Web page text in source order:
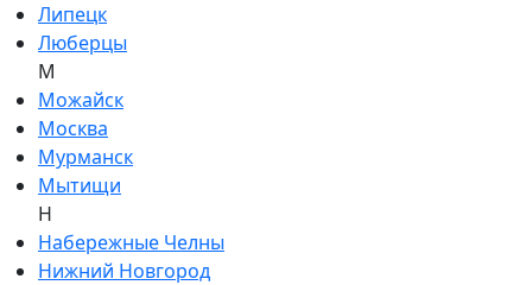
Липецк
Люберцы
М
Можайск
Москва
Мурманск
Мытищи
Н
Набережные Челны
Нижний Новгород